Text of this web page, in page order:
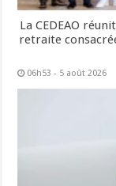
La CEDEAO
retraite
06h53 - 5 août 2026